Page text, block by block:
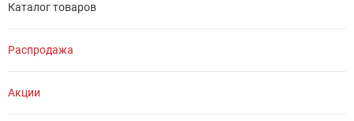
Каталог товаров
Распродажа
Акции